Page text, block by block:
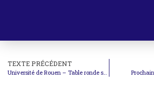
TEXTE PRÉCÉDENT